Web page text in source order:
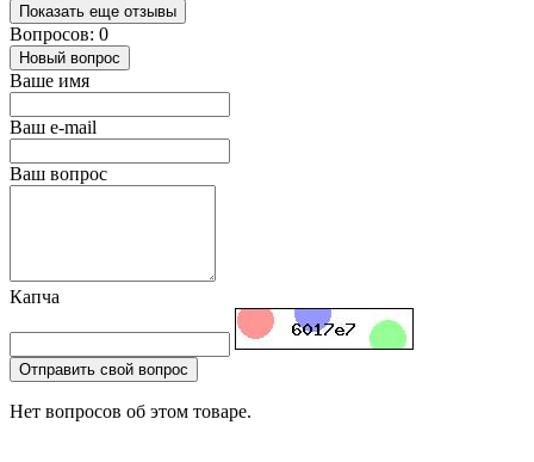
Показать еще отзывы
Вопросов: 0
Новый вопрос
Ваше имя
Ваш e-mail
Ваш вопрос
Капча
Отправить свой вопрос
Нет вопросов об этом товаре.